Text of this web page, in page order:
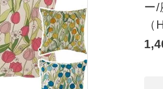
ー